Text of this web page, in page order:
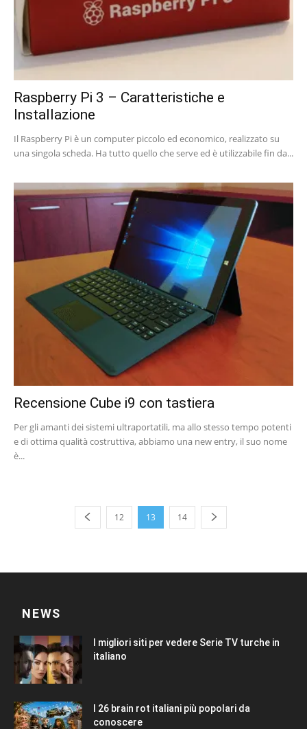
Raspberry Pi 3 – Caratteristiche e
Installazione
Il Raspberry Pi è un computer piccolo ed economico, realizzato su
una singola scheda. Ha tutto quello che serve ed è utilizzabile fin da...
Recensione Cube i9 con tastiera
Per gli amanti dei sistemi ultraportatili, ma allo stesso tempo potenti
e di ottima qualità costruttiva, abbiamo una new entry, il suo nome
è...
12 13 14
NEWS
I migliori siti per vedere Serie TV turche in
italiano
I 26 brain rot italiani più popolari da
conoscere